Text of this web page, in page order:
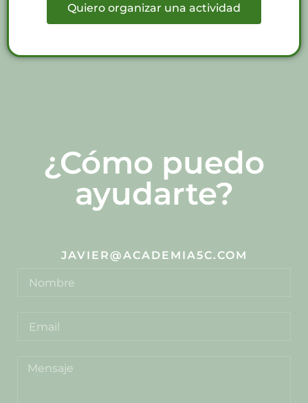
Quiero organizar una actividad
¿Cómo puedo
ayudarte?
JAVIER@ACADEMIA5C.COM